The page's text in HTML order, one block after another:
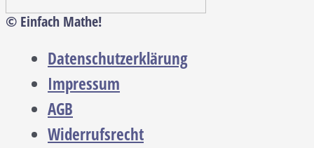
© Einfach Mathe!
Datenschutzerklärung
Impressum
AGB
Widerrufsrecht